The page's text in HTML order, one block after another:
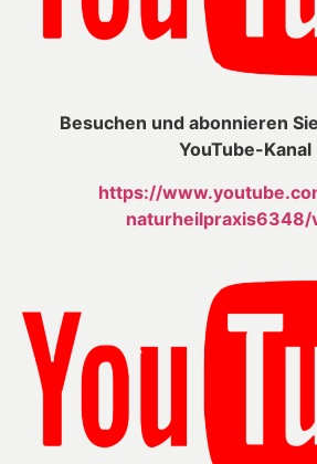
Besuchen und abonnieren
YouTube-Kanal
https://
naturheilpraxis6348/